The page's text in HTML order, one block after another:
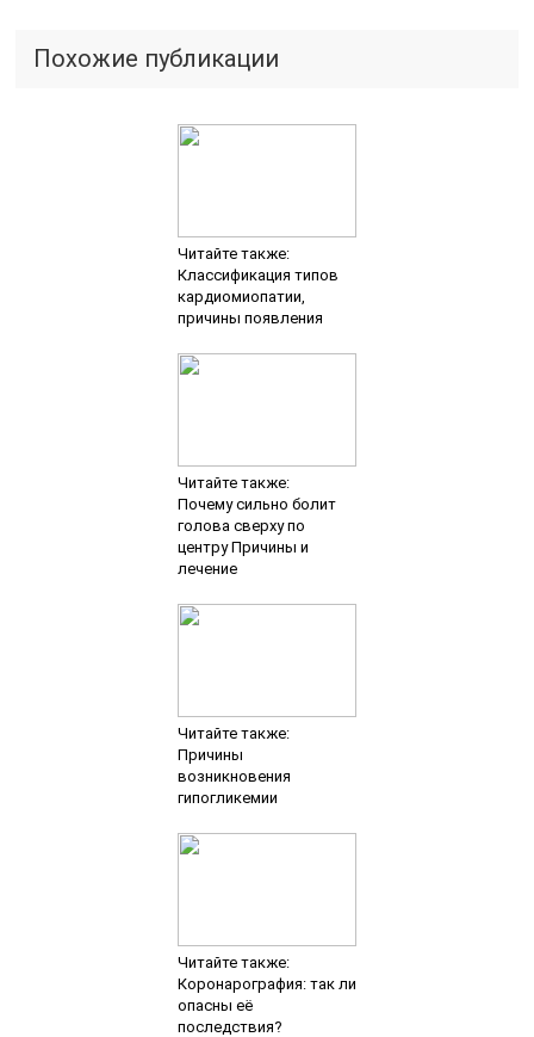
Похожие публикации
Читайте также:
Классификация типов
кардиомиопатии,
причины появления
Читайте также:
Почему сильно болит
голова сверху по
центру Причины и
лечение
Читайте также:
Причины
возникновения
гипогликемии
Читайте также:
Коронарография: так ли
опасны её
последствия?